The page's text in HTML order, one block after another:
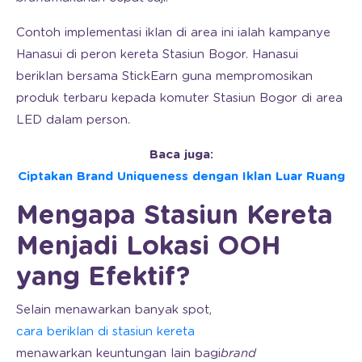
Contoh implementasi iklan di area ini ialah kampanye
Hanasui di peron kereta Stasiun Bogor. Hanasui
beriklan bersama StickEarn guna mempromosikan
produk terbaru kepada komuter Stasiun Bogor di area
LED dalam person.
Baca juga:
Ciptakan Brand Uniqueness dengan Iklan Luar Ruang
Mengapa Stasiun Kereta
Menjadi Lokasi OOH
yang Efektif?
Selain menawarkan banyak spot,
cara beriklan di stasiun kereta
menawarkan keuntungan lain bagibrand